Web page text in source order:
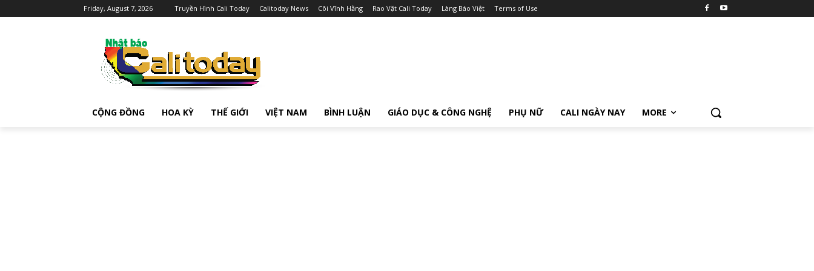
Friday, August 7, 2026 Truyền Hình Cali Today Calitoday News Cõi Vĩnh Hằng Rao Vặt Cali Today Làng Báo Việt Terms of Use
CỘNG ĐỒNG HOA KỲ THẾ GIỚI VIỆT NAM BÌNH LUẬN GIÁO DỤC & CÔNG NGHỆ PHỤ NỮ CALI NGÀY NAY MORE